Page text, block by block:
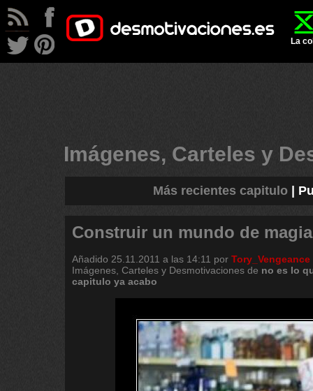
La
Imágenes, Carteles y
Más recientes capitulo
Construir un mundo de magia
Añadido 25.11.2011 a las 14:11 por Tory_Vengeance
Imágenes, Carteles y Desmotivaciones de no es lo
capitulo ya acabo